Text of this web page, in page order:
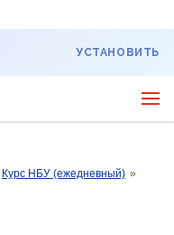
УСТАНОВИТЬ
Курс НБУ (ежедневный) »